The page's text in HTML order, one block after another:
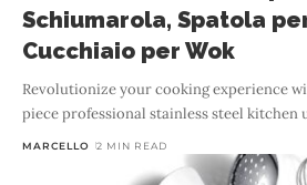
Schiumarola, Spatola
Cucchiaio per Wok
Revolutionize your cooking experience
piece professional stainless steel kitchen
MARCELLO 2 MIN READ